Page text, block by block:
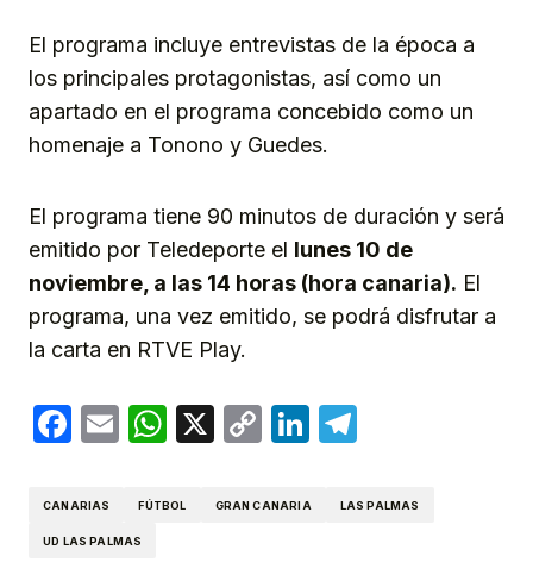
El programa incluye entrevistas de la época a
los principales protagonistas, así como un
apartado en el programa concebido como un
homenaje a Tonono y Guedes.
El programa tiene 90 minutos de duración y será
emitido por Teledeporte el lunes 10 de
noviembre, a las 14 horas (hora canaria). El
programa, una vez emitido, se podrá disfrutar a
la carta en RTVE Play.
Facebook
EmailWhatsApp
X
CopyLinkedIn
CANARIAS FÚTBOL GRAN CANARIA LAS PALMAS
UD LAS PALMAS